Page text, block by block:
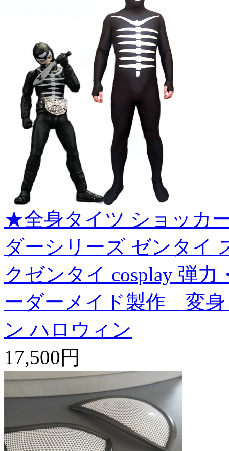
★全身タイツ ショッカ
ダーシリーズ ゼンタイ
クゼンタイ cosplay 弾
ーダーメイド製作 変
ン ハロウィン
17,500円